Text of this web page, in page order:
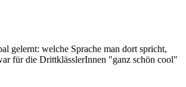
gelernt: welche Sprache man dort spricht,
für die DrittklässlerInnen "ganz schön cool"